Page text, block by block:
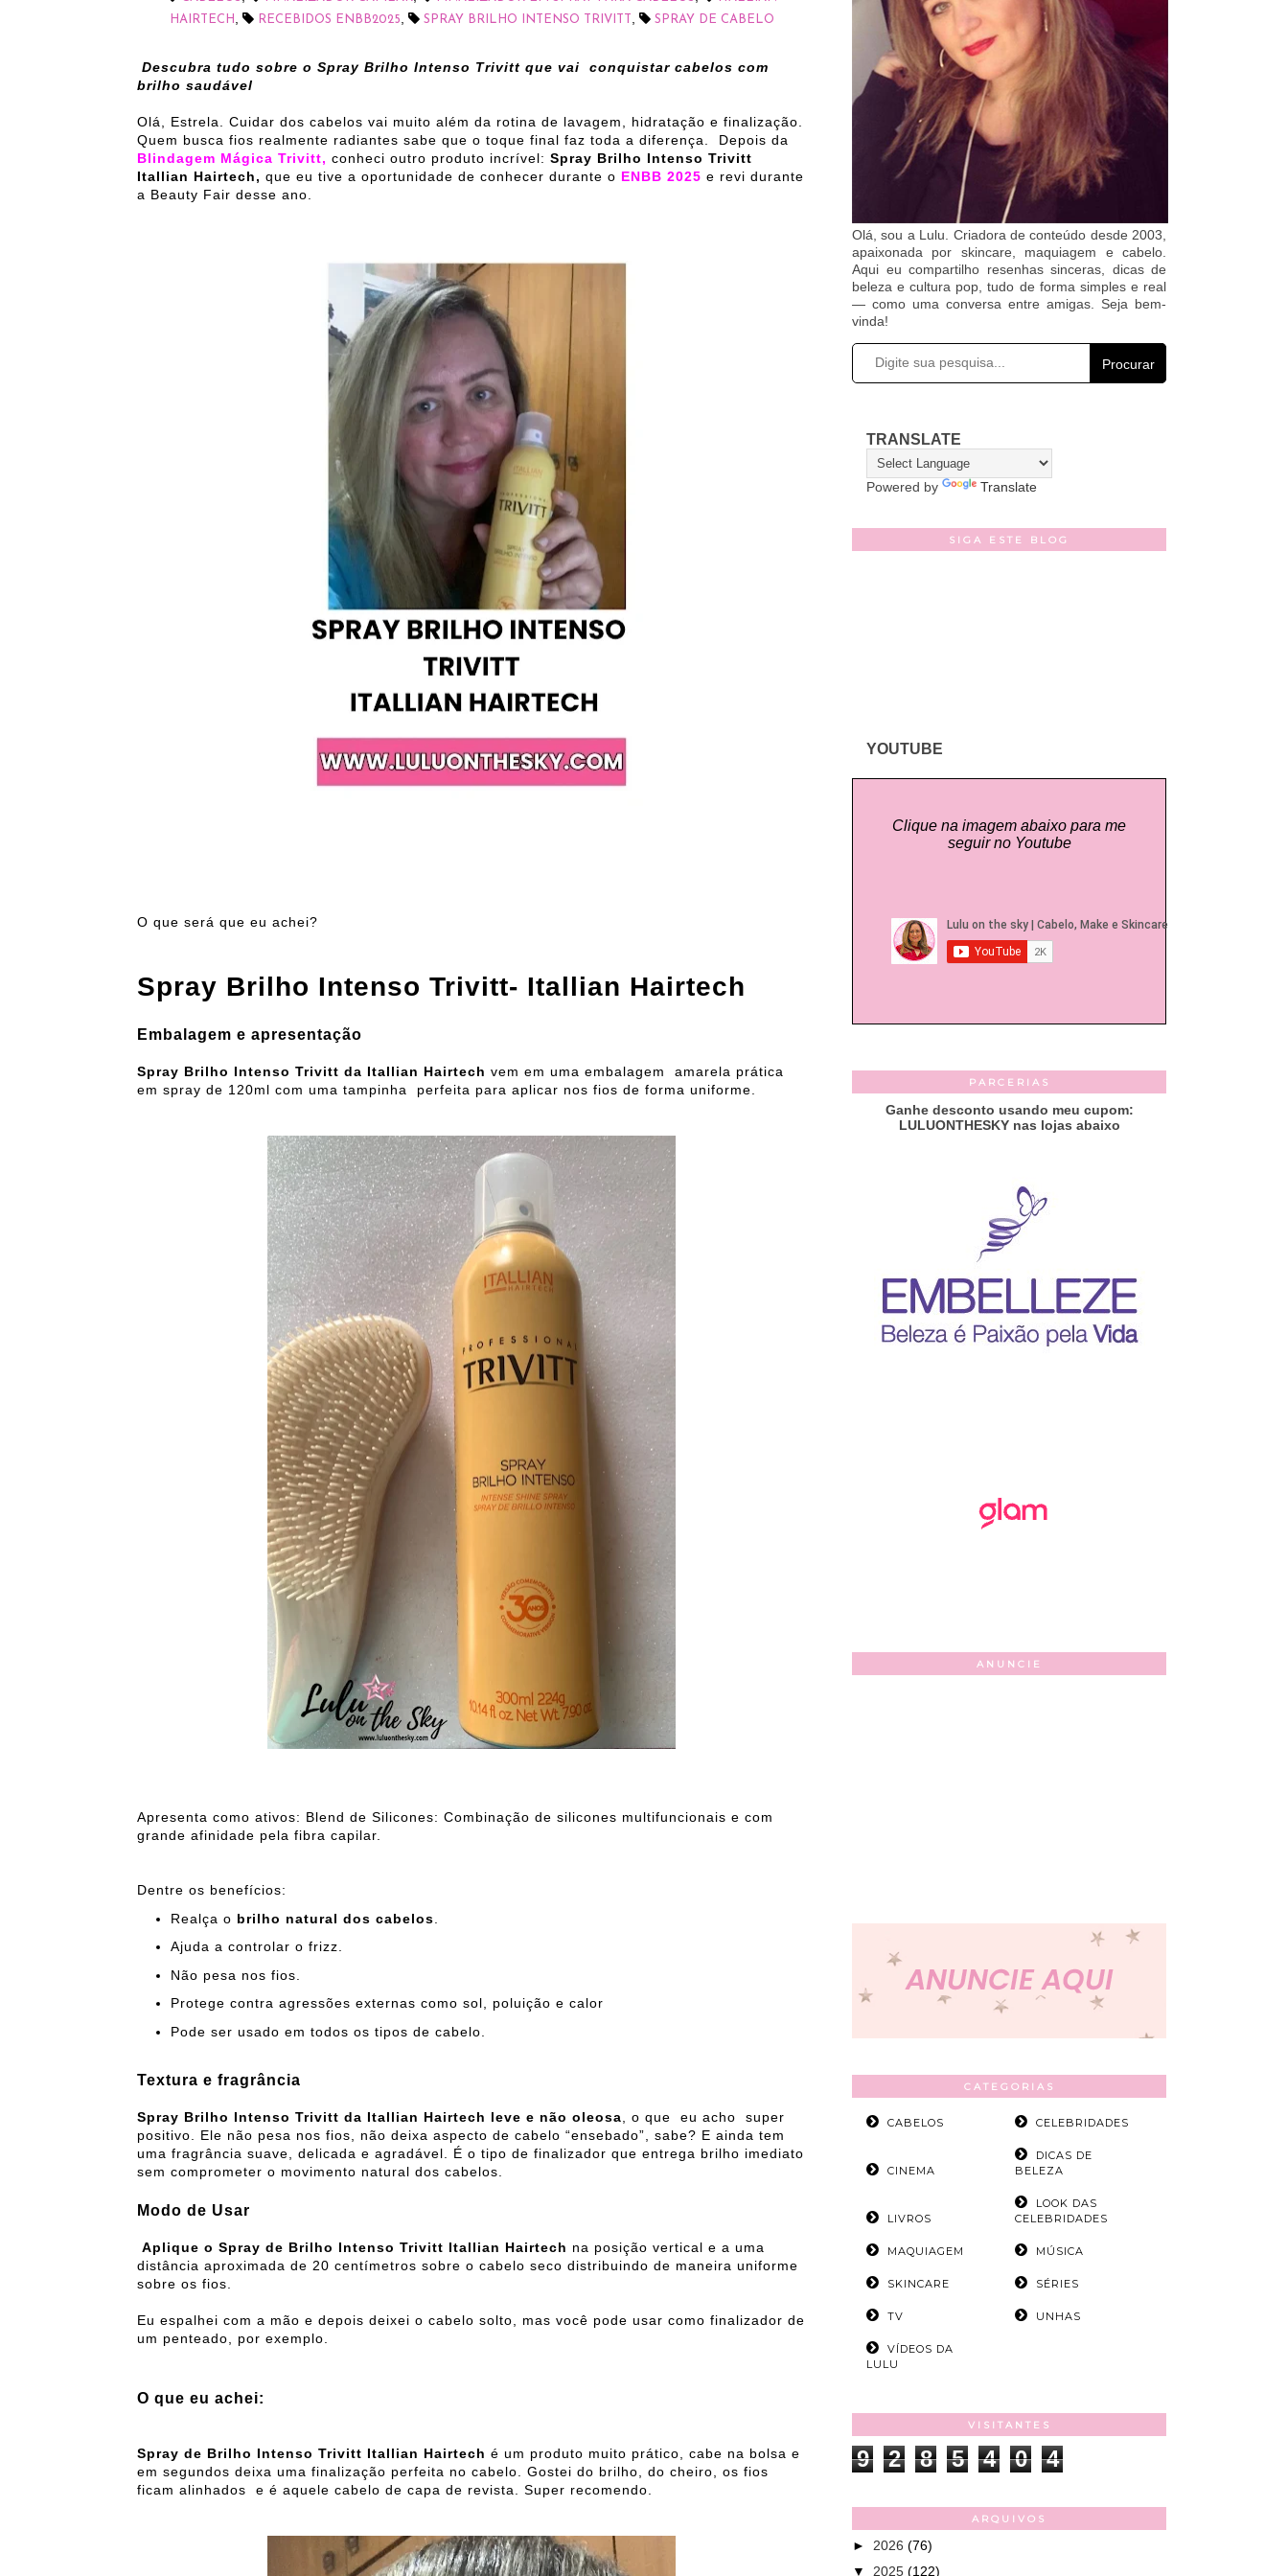
HAIRTECH
RECEBIDOS ENBB2025 SPRAY BRILHO INTENSO TRIVITT SPRAY DE CABELO
Descubra tudo sobre o Spray Brilho Intenso Trivitt que vai conquistar cabelos com
brilho saudável
Olá, Estrela. Cuidar dos cabelos vai muito além da rotina de lavagem, hidratação e finalização.
Quem busca fios realmente radiantes sabe que o toque final faz toda a diferença. Depois da
Blindagem Mágica Trivitt, conheci outro produto incrível: Spray Brilho Intenso Trivitt
Itallian Hairtech, que eu tive a oportunidade de conhecer durante o ENBB 2025 e revi durante
a Beauty Fair desse ano.
O que será que eu achei?
Spray Brilho Intenso Trivitt- Itallian Hairtech
Embalagem e apresentação
Spray Brilho Intenso Trivitt da Itallian Hairtech vem em uma embalagem amarela prática
em spray de 120ml com uma tampinha perfeita para aplicar nos fios de forma uniforme.
Apresenta como ativos: Blend de Silicones: Combinação de silicones multifuncionais e com
grande afinidade pela fibra capilar.
Dentre os benefícios:
Realça o brilho natural dos cabelos
Ajuda a controlar o frizz.
Não pesa nos fios.
Protege contra agressões externas como sol, poluição e calor
Pode ser usado em todos os tipos de cabelo.
Textura e fragrância
Spray Brilho Intenso Trivitt da Itallian Hairtech leve e não oleosa , o que eu acho super
positivo. Ele não pesa nos fios, não deixa aspecto de cabelo “ensebado”, sabe? E ainda tem
uma fragrância suave, delicada e agradável. É o tipo de finalizador que entrega brilho imediato
sem comprometer o movimento natural dos cabelos.
Modo de Usar
Aplique o Spray de Brilho Intenso Trivitt Itallian Hairtech na posição vertical e a uma
distância aproximada de 20 centímetros sobre o cabelo seco distribuindo de maneira uniforme
sobre os fios.
Eu espalhei com a mão e depois deixei o cabelo solto, mas você pode usar como finalizador de
um penteado, por exemplo.
O que eu achei:
Spray de Brilho Intenso Trivitt Itallian Hairtech é um produto muito prático, cabe na bolsa e
em segundos deixa uma finalização perfeita no cabelo. Gostei do brilho, do cheiro, os fios
ficam alinhados e é aquele cabelo de capa de revista. Super recomendo.
Olá, sou a Lulu. Criadora de conteúdo desde 2003,
apaixonada por skincare, maquiagem e cabelo.
Aqui eu compartilho resenhas sinceras, dicas de
beleza e cultura pop, tudo de forma simples e real
— como uma conversa entre amigas. Seja bem-
vinda!
Procurar
TRANSLATE
Powered by Translate
SIGA ESTE BLOG
YOUTUBE
Clique na imagem abaixo para me
seguir no Youtube
PARCERIAS
Ganhe desconto usando meu cupom:
LULUONTHESKY nas lojas abaixo
ANUNCIE
CATEGORIAS
CABELOS CELEBRIDADES
CINEMA
DICAS DE
BELEZA
LIVROS
LOOK DAS
CELEBRIDADES
MAQUIAGEM MÚSICA
SKINCARE SÉRIES
TV UNHAS
VÍDEOS DA
LULU
VISITANTES
9 2 8 5 4 0 4
ARQUIVOS
► 2026 (76)
▼ 2025 (122)